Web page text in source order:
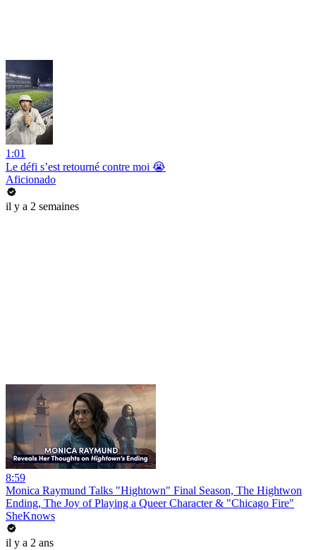
1:01
Le défi s’est retourné contre moi 😭
Aficionado
il y a 2 semaines
8:59
Monica Raymund Talks "Hightown" Final Season, The Hightwon
Ending, The Joy of Playing a Queer Character & "Chicago Fire"
SheKnows
il y a 2 ans